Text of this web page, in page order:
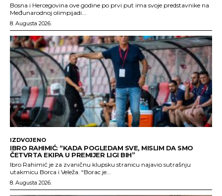
Bosna i Hercegovina ove godine po prvi put ima svoje predstavnike na
Međunarodnoj olimpijadi...
8. Augusta 2026.
IZDVOJENO
IBRO RAHIMIĆ: “KADA POGLEDAM SVE, MISLIM DA SMO
ČETVRTA EKIPA U PREMIJER LIGI BIH”
Ibro Rahimić je za zvaničnu klupsku stranicu najavio sutrašnju
utakmicu Borca i Veleža. “Borac je...
8. Augusta 2026.